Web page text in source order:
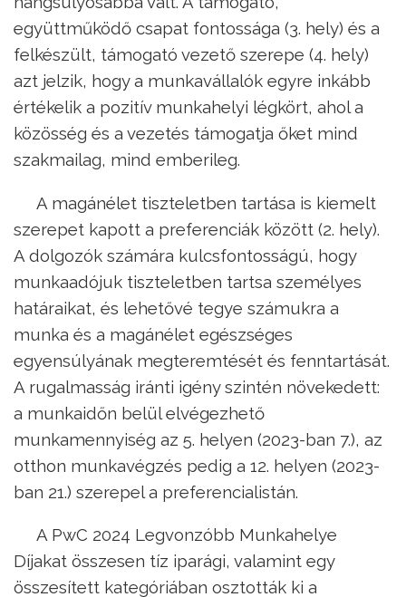
együttműködő csapat fontossága (3. hely) és a
felkészült, támogató vezető szerepe (4. hely)
azt jelzik, hogy a munkavállalók egyre inkább
értékelik a pozitív munkahelyi légkört, ahol a
közösség és a vezetés támogatja őket mind
szakmailag, mind emberileg.
A magánélet tiszteletben tartása is kiemelt
szerepet kapott a preferenciák között (2. hely).
A dolgozók számára kulcsfontosságú, hogy
munkaadójuk tiszteletben tartsa személyes
határaikat, és lehetővé tegye számukra a
munka és a magánélet egészséges
egyensúlyának megteremtését és fenntartását.
A rugalmasság iránti igény szintén növekedett:
a munkaidőn belül elvégezhető
munkamennyiség az 5. helyen (2023-ban 7.), az
otthon munkavégzés pedig a 12. helyen (2023-
ban 21.) szerepel a preferencialistán.
A PwC 2024 Legvonzóbb Munkahelye
Díjakat összesen tíz iparági, valamint egy
összesített kategóriában osztották ki a